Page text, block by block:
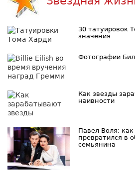
30 татуировок
значения
Фотографии
Как звезды
наивности
Павел Воля:
превратился в
семьянина